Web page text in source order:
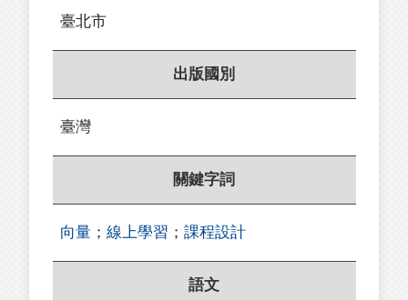
臺北市
出版國別
臺灣
關鍵字詞
向量 ； 線上學習 ； 課程設計
語文